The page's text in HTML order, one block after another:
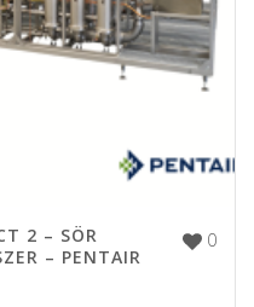
0
2 – SÖR
– PENTAIR